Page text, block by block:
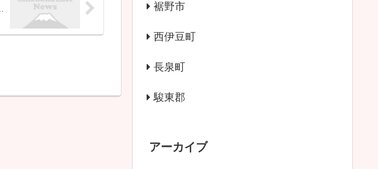
裾野市
西伊豆町
長泉町
駿東郡
アーカイブ